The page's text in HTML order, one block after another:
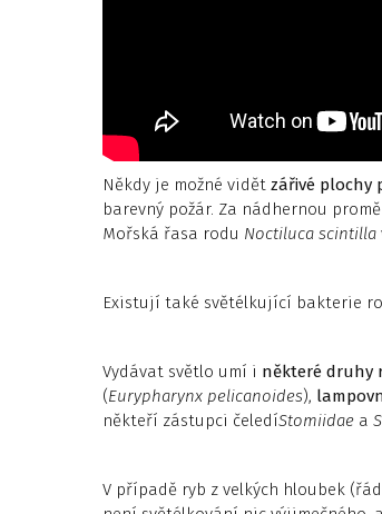
Někdy je možné vidět zářivé plochy
barevný požár. Za nádhernou
Mořská řasa rodu Noctiluca scintilla
Existují také světélkující bakterie
Vydávat světlo umí i některé druhy
(Eurypharynx pelicanoides),
někteří zástupci čeledíStomiidae a
V případě ryb z velkých hloubek